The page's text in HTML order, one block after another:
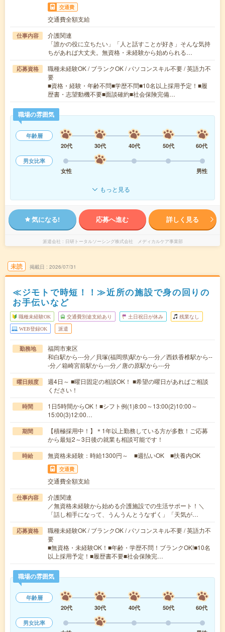
交通費
交通費全額支給
仕事内容
介護関連
「誰かの役に立ちたい」「人と話すことが好き」そんな気持
ちがあれば大丈夫。無資格・未経験から始められる…
応募資格
職種未経験OK / ブランクOK / パソコンスキル不要 / 英語力不
要
■資格・経験・年齢不問■学歴不問■10名以上採用予定！■履
歴書・志望動機不要■面談確約■社会保険完備…
職場の雰囲気
年齢層
20代
30代 40代 50代
60代
男女比率
女性
男性
もっと見る
気になる! 応募へ進む 詳しく見る
派遣会社 日研トータルソーシング株式会社 メディカルケア事業部
未読 掲載日 2026/07/31
≪ジモトで時短！！≫近所の施設で身の回りの
お手伝いなど
職種未経験OK 交通費別途支給あり 土日祝日が休み 残業なし
WEB登録OK 派遣
勤務地
福岡市東区
和白駅から---分／貝塚(福岡県)駅から---分／西鉄香椎駅から--
-分／箱崎宮前駅から---分／唐の原駅から---分
曜日頻度
週4日～ ■曜日固定の相談OK！ ■希望の曜日があればご相談
ください！
時間
1日5時間からOK！■シフト例(1)8:00～13:00(2)10:00～
15:00(3)12:00…
期間
【積極採用中！】＊1年以上勤務している方が多数！ご応募
から最短2～3日後の就業も相談可能です！
時給 無資格未経験：時給1300円～ ■週払いOK ■扶養内OK
交通費
交通費全額支給
仕事内容
介護関連
／無資格未経験から始める介護施設での生活サポート！＼
「話し相手になって、うんうんとうなずく」「天気が…
応募資格
職種未経験OK / ブランクOK / パソコンスキル不要 / 英語力不
要
■無資格・未経験OK！■年齢・学歴不問！ブランクOK!■10名
以上採用予定！■履歴書不要■社会保険完…
職場の雰囲気
年齢層
20代
30代 40代 50代
60代
男女比率